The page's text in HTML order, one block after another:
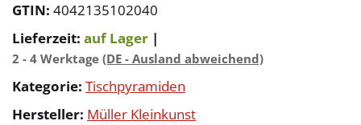
GTIN: 4042135102040
Lieferzeit: auf Lager |
2 - 4 Werktage (DE - Ausland abweichend)
Kategorie: Tischpyramiden
Hersteller: Müller Kleinkunst